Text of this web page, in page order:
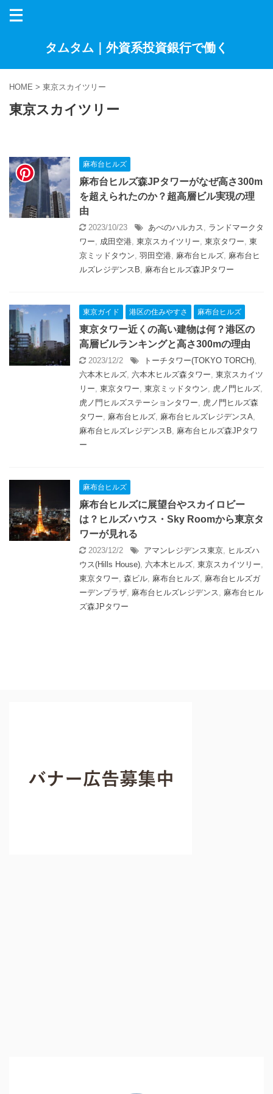
タムタム｜外資系投資銀行で働く
HOME > 東京スカイツリー
東京スカイツリー
麻布台ヒルズ
麻布台ヒルズ森JPタワーがなぜ高さ300m
を超えられたのか？超高層ビル実現の理
由
2023/10/23 あべのハルカス, ランドマークタ
ワー, 成田空港, 東京スカイツリー, 東京タワー, 東
京ミッドタウン, 羽田空港, 麻布台ヒルズ, 麻布台ヒ
ルズレジデンスB, 麻布台ヒルズ森JPタワー
東京ガイド 港区の住みやすさ 麻布台ヒルズ
東京タワー近くの高い建物は何？港区の
高層ビルランキングと高さ300mの理由
2023/12/2 トーチタワー(TOKYO TORCH),
六本木ヒルズ, 六本木ヒルズ森タワー, 東京スカイツ
リー, 東京タワー, 東京ミッドタウン, 虎ノ門ヒルズ,
虎ノ門ヒルズステーションタワー, 虎ノ門ヒルズ森
タワー, 麻布台ヒルズ, 麻布台ヒルズレジデンスA,
麻布台ヒルズレジデンスB, 麻布台ヒルズ森JPタワ
ー
麻布台ヒルズ
麻布台ヒルズに展望台やスカイロビー
は？ヒルズハウス・Sky Roomから東京タ
ワーが見れる
2023/12/2 アマンレジデンス東京, ヒルズハ
ウス(Hills House), 六本木ヒルズ, 東京スカイツリー,
東京タワー, 森ビル, 麻布台ヒルズ, 麻布台ヒルズガ
ーデンプラザ, 麻布台ヒルズレジデンス, 麻布台ヒル
ズ森JPタワー